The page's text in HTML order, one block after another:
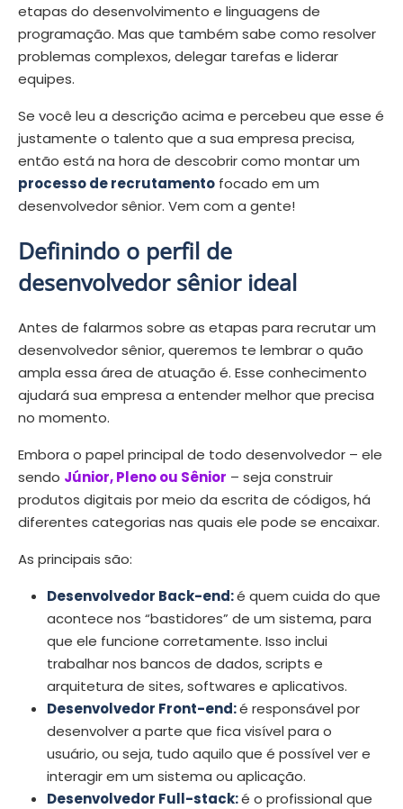
etapas do desenvolvimento e linguagens de
programação. Mas que também sabe como resolver
problemas complexos, delegar tarefas e liderar
equipes.
Se você leu a descrição acima e percebeu que esse é
justamente o talento que a sua empresa precisa,
então está na hora de descobrir como montar um
processo de recrutamento focado em um
desenvolvedor sênior. Vem com a gente!
Definindo o perfil de
desenvolvedor sênior ideal
Antes de falarmos sobre as etapas para recrutar um
desenvolvedor sênior, queremos te lembrar o quão
ampla essa área de atuação é. Esse conhecimento
ajudará sua empresa a entender melhor que precisa
no momento.
Embora o papel principal de todo desenvolvedor – ele
sendo Júnior, Pleno ou Sênior – seja construir
produtos digitais por meio da escrita de códigos, há
diferentes categorias nas quais ele pode se encaixar.
As principais são:
Desenvolvedor Back-end:é quem cuida do que
acontece nos “bastidores” de um sistema, para
que ele funcione corretamente. Isso inclui
trabalhar nos bancos de dados, scripts e
arquitetura de sites, softwares e aplicativos.
Desenvolvedor Front-end:é responsável por
desenvolver a parte que fica visível para o
usuário, ou seja, tudo aquilo que é possível ver e
interagir em um sistema ou aplicação.
Desenvolvedor Full-stack:é o profissional que